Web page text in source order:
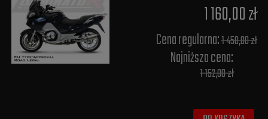
1 160,00 zł
Cena regularna:1 450,00 zł
Najniższa cena:
1 152,00 zł